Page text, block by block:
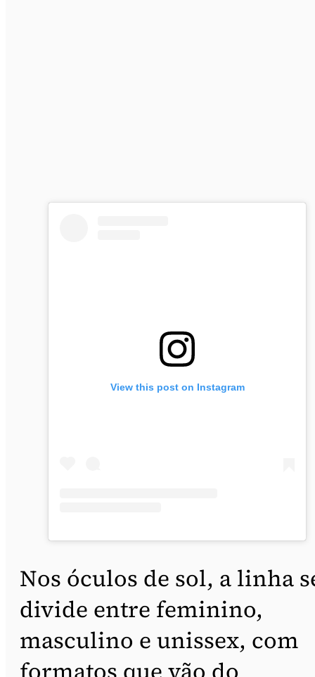
View this post on Instagram
Nos óculos de sol, a linha
divide entre feminino,
masculino e unissex, com